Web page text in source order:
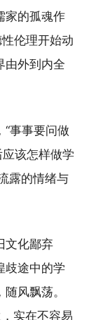
家的孤魂作
伦理开始动
由外到内全
事事要问做
该怎样做学
露的情绪与
文化鄙弃
歧途中的学
风飘荡。
实在不容易